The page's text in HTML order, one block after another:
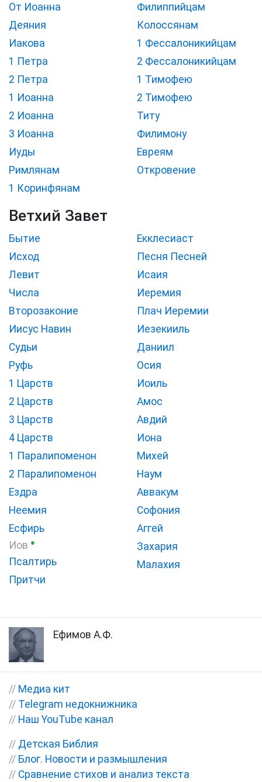
От Иоанна
Деяния
Иакова
1 Петра
2 Петра
1 Иоанна
2 Иоанна
3 Иоанна
Иуды
Римлянам
1 Коринфянам
Филиппийцам
Колоссянам
1 Фессалоникийцам
2 Фессалоникийцам
1 Тимофею
2 Тимофею
Титу
Филимону
Евреям
Откровение
Ветхий Завет
Бытие
Исход
Левит
Числа
Второзаконие
Иисус Навин
Судьи
Руфь
1 Царств
2 Царств
3 Царств
4 Царств
1 Паралипоменон
2 Паралипоменон
Ездра
Неемия
Есфирь
Иов ●
Псалтирь
Притчи
Екклесиаст
Песня Песней
Исаия
Иеремия
Плач Иеремии
Иезекииль
Даниил
Осия
Иоиль
Амос
Авдий
Иона
Михей
Наум
Аввакум
Софония
Аггей
Захария
Малахия
Ефимов А.Ф.
// Медиа кит
// Telegram недокнижника
// Наш YouTube канал
// Детская Библия
// Блог. Новости и размышления
// Сравнение стихов и анализ текста